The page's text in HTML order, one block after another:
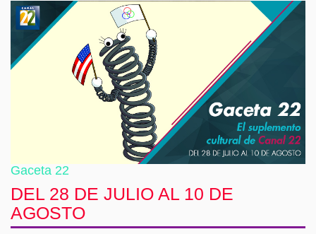
Gaceta 22
DEL 28 DE JULIO AL 10 DE
AGOSTO